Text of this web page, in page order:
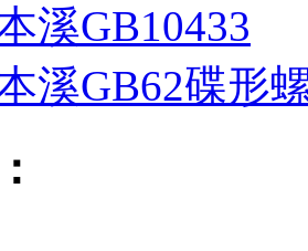
溪GB10433
溪GB62碟形